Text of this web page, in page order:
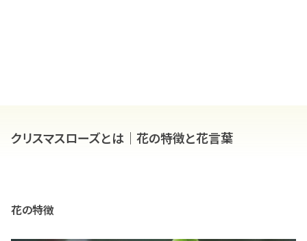
クリスマスローズとは｜花の特徴と花言葉
花の特徴